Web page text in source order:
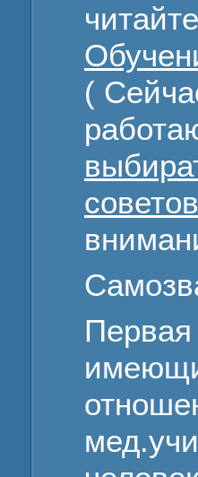
(
советов
Первая